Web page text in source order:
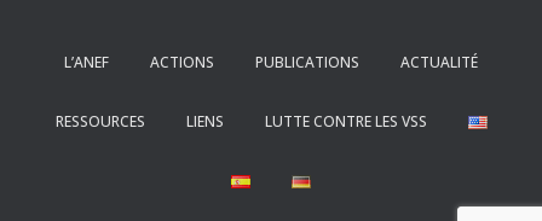
L’ANEF ACTIONS PUBLICATIONS ACTUALITÉ
RESSOURCES LIENS LUTTE CONTRE LES VSS